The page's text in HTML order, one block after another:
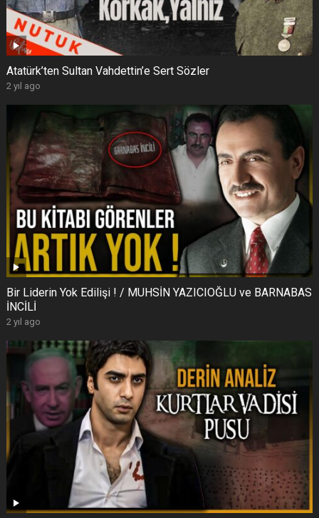
Atatürk’ten Sultan Vahdettin’e Sert Sözler
2 yıl ago
Bir Liderin Yok Edilişi ! / MUHSİN YAZICIOĞLU ve BARNABAS
İNCİLİ
2 yıl ago